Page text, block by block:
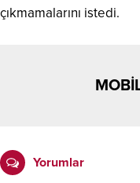
çıkmamalarını istedi.
Yorumlar